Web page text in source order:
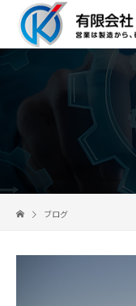
ブログ